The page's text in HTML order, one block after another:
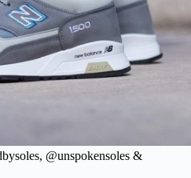
@unspokensoles &